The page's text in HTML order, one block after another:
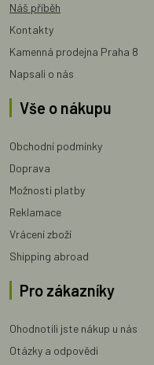
Náš příběh
Kontakty
Kamenná prodejna Praha 8
Napsali o nás
Vše o nákupu
Obchodní podmínky
Doprava
Možnosti platby
Reklamace
Vrácení zboží
Shipping abroad
Pro zákazníky
Ohodnotili jste nákup u nás
Otázky a odpovědi